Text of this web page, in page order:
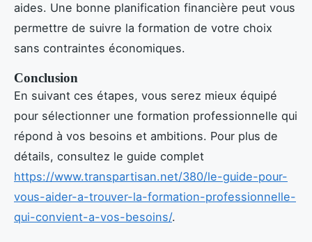
aides. Une bonne planification financière peut vous
permettre de suivre la formation de votre choix
sans contraintes économiques.
Conclusion
En suivant ces étapes, vous serez mieux équipé
pour sélectionner une formation professionnelle qui
répond à vos besoins et ambitions. Pour plus de
détails, consultez le guide complet
https://www.transpartisan.net/380/le-guide-pour-
vous-aider-a-trouver-la-formation-professionnelle-
qui-convient-a-vos-besoins/.